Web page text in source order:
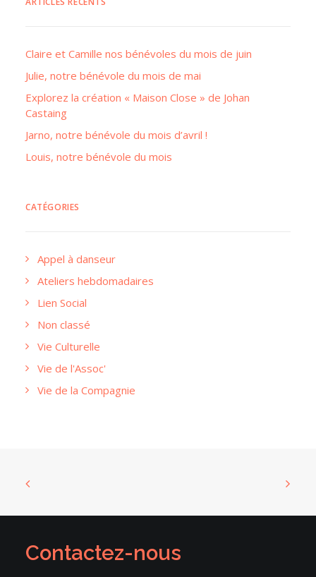
Claire et Camille nos bénévoles du mois de juin
Julie, notre bénévole du mois de mai
Explorez la création « Maison Close » de Johan
Castaing
Jarno, notre bénévole du mois d’avril !
Louis, notre bénévole du mois
CATÉGORIES
Appel à danseur
Ateliers hebdomadaires
Lien Social
Non classé
Vie Culturelle
Vie de l'Assoc'
Vie de la Compagnie
Contactez-nous